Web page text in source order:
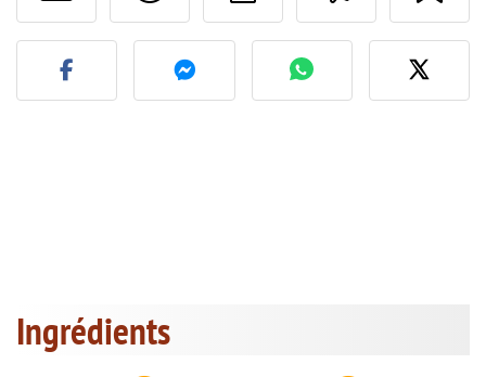
Publier votre photo de
Ingrédients